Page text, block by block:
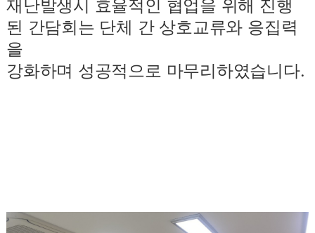
재난발생시 효율적인 협업을 위해 진행
된 간담회는 단체 간 상호교류와 응집력
을
강화하며 성공적으로 마무리하였습니다.